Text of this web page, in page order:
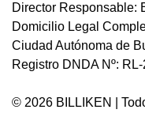
Director Responsable:
Domicilio Legal
Ciudad Autónoma de
Registro DNDA Nº:
© 2026 BILLIKEN |